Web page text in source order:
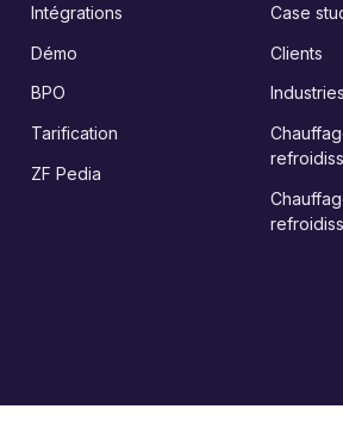
Intégrations
Démo
BPO
Tarification
ZF Pedia
Case
Clients
Industries